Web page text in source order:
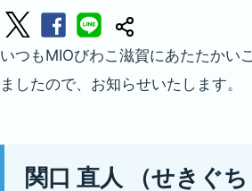
いつもMIOびわこ滋賀にあたたかい
ましたので、お知らせいたします。
関口 直人 （せきぐ